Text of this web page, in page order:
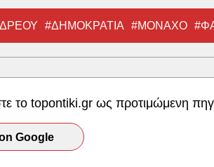
#ΔΗΜΟΚΡΑΤΙΑ #ΜΟΝΑΧΟ
το topontiki.gr ως προτιμώμενη
Google